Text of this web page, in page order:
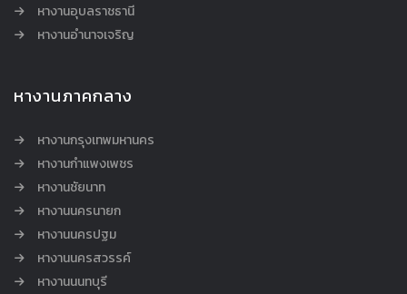
หางานอุบลราชธานี
หางานอำนาจเจริญ
หางานภาคกลาง
หางานกรุงเทพมหานคร
หางานกำแพงเพชร
หางานชัยนาท
หางานนครนายก
หางานนครปฐม
หางานนครสวรรค์
หางานนนทบุรี